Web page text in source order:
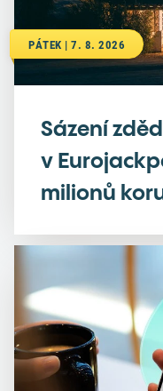
PÁTEK | 7. 8. 2026
Sázení
v
milionů